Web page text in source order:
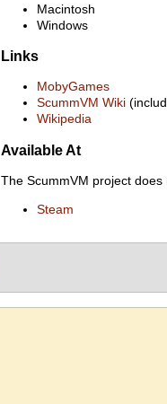
Macintosh
Windows
Links
MobyGames
ScummVM Wiki
Wikipedia
Available At
The ScummVM project
Steam